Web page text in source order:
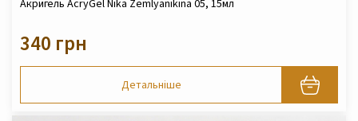
Акригель AcryGel Nika Zemlyanikina 05, 15мл
340 грн
Детальніше